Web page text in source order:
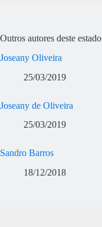
Outros autores deste estado
Joseany Oliveira
25/03/2019
Joseany de Oliveira
25/03/2019
Sandro Barros
18/12/2018